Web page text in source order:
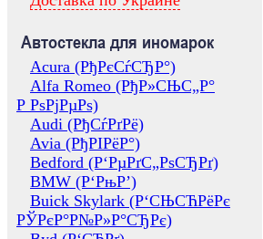
Автостекла для иномарок
Acura (РђРєСѓСЂР°)
Alfa Romeo (РђР»СЊС„Р°
Р РѕРјРµРѕ)
Audi (РђСѓРґРё)
Avia (РђРІРёР°)
Bedford (Р‘РµРґС„РѕСЂРґ)
BMW (Р‘РњР’)
Buick Skylark (Р‘СЊСЋРёРє
РЎРєР°Р№Р»Р°СЂРє)